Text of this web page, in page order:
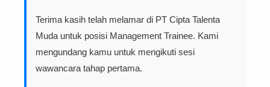
Terima kasih telah melamar di PT Cipta Talenta
Muda untuk posisi Management Trainee. Kami
mengundang kamu untuk mengikuti sesi
wawancara tahap pertama.